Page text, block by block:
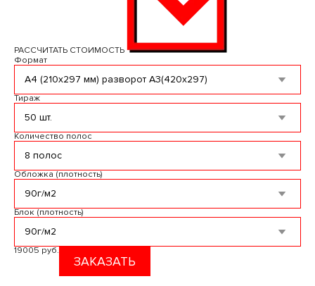
РАССЧИТАТЬ СТОИМОСТЬ
Формат
Тираж
Количество полос
Обложка (плотность)
Блок (плотность)
19005 руб.
ЗАКАЗАТЬ